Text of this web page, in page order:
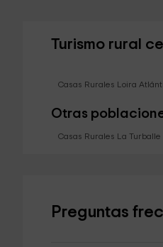
Turismo rural
Casas Rurales Loira
Otras
Casas Rurales La Turballe
Preguntas